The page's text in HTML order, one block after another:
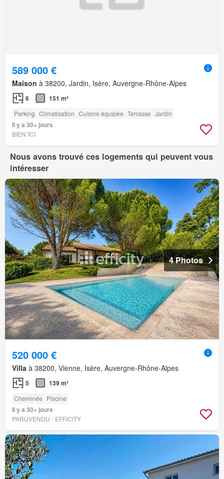
589 000 €
Maison à 38200, Jardin, Isère, Auvergne-Rhône-Alpes
6 151 m²
Parking Climatisation Cuisine équipée Terrasse Jardin
Il y a 30+ jours
BIEN´ICI
Nous avons trouvé ces logements qui peuvent vous
intéresser
4 Photos
520 000 €
Villa à 38200, Vienne, Isère, Auvergne-Rhône-Alpes
5 139 m²
Cheminée Piscine
Il y a 30+ jours
PARUVENDU - EFFICITY